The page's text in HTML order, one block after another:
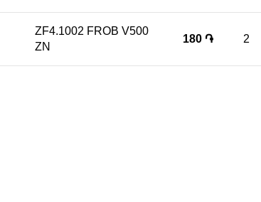
ZF4.1002 FROB V500
ZN
180 ֏ 2